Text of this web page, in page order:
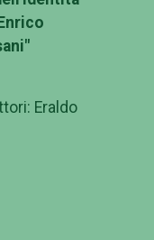
Eraldo